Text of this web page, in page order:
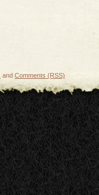
and Comments (RSS)